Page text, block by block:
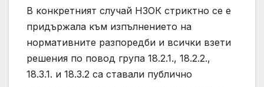
В конкретният случай НЗОК стриктно се е
придържала към изпълнението на
нормативните разпоредби и всички взети
решения по повод група 18.2.1., 18.2.2.,
18.3.1. и 18.3.2 са ставали публично